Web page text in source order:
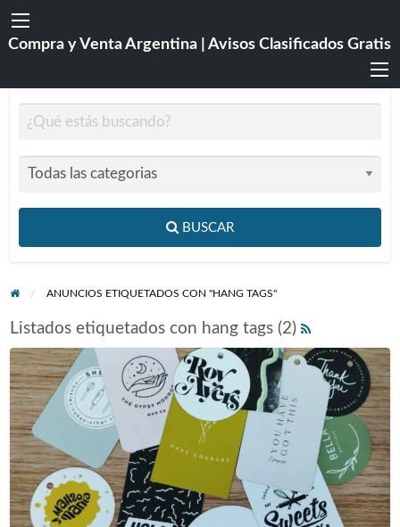
Compra y Venta Argentina | Avisos Clasificados Gratis
BUSCAR
ANUNCIOS ETIQUETADOS CON "HANG TAGS"
Listados etiquetados con hang tags (2)